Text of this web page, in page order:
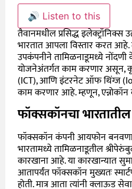
🔊 Listen to this
तैवानमधील प्रसिद्ध
भारतात आपला विस्तार करत आहे.
उपकंपनीने तामिळनाडूमध्ये
योजनेअंतर्गत काम करणार असून,
(ICT), आणि इंटरनेट ऑफ थिंग्ज
काम करणार आहे. म्हणून,
फॉक्सकॉनचा भारतातील
फॉक्सकॉन कंपनी आयफोन
भारतामध्ये तामिळनाडूतील
कारखाना आहे. या कारखान्यात
आतापर्यंत फॉक्सकॉन मुख्यतः
होती. मात्र आता त्यांनी क्लाऊड